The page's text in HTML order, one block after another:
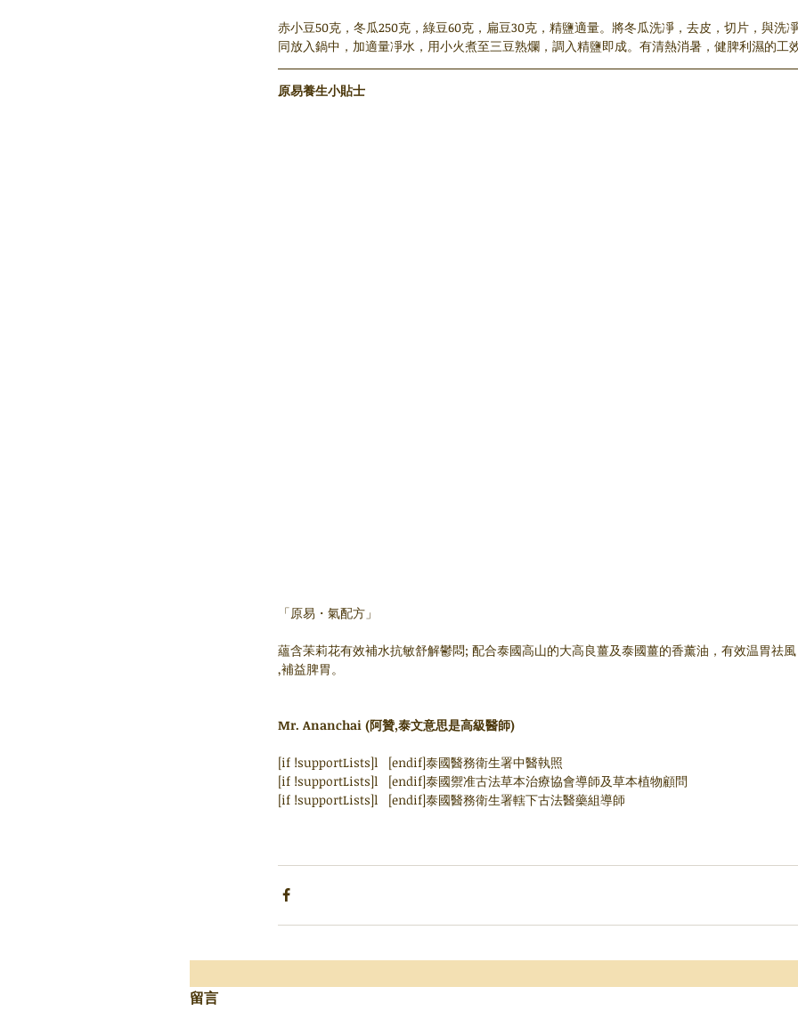
赤小豆50克，冬瓜250克，綠豆60克，扁豆30克，精鹽適量。將冬瓜洗凈，去皮，切片，與洗
同放入鍋中，加適量凈水，用小火煮至三豆熟爛，調入精鹽即成。有清熱消暑，健脾利濕的工效
原易養生小貼士
「原易・氣配方」
蘊含苿莉花有效補水抗敏舒解鬱悶; 配合泰國高山的大高良薑及泰國薑的香薰油，有效温胃祛
,補益脾胃。
Mr. Ananchai (阿贊,泰文意思是高級醫師)
[if !supportLists]l   [endif]泰國醫務衛生署中醫執照
[if !supportLists]l   [endif]泰國禦准古法草本治療協會導師及草本植物顧問
[if !supportLists]l   [endif]泰國醫務衛生署轄下古法醫藥組導師
留言